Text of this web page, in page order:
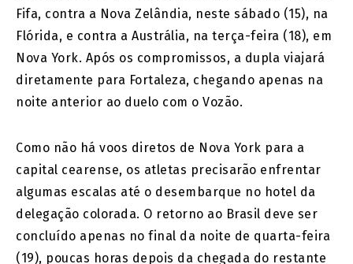
Fifa, contra a Nova Zelândia, neste sábado (15), na
Flórida, e contra a Austrália, na terça-feira (18), em
Nova York. Após os compromissos, a dupla viajará
diretamente para Fortaleza, chegando apenas na
noite anterior ao duelo com o Vozão.
Como não há voos diretos de Nova York para a
capital cearense, os atletas precisarão enfrentar
algumas escalas até o desembarque no hotel da
delegação colorada. O retorno ao Brasil deve ser
concluído apenas no final da noite de quarta-feira
(19), poucas horas depois da chegada do restante